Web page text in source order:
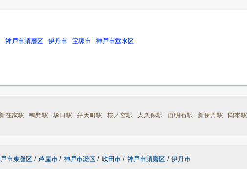
神戸市須磨区 伊丹市 宝塚市 神戸市垂水区
新在家駅 鴫野駅 塚口駅 弁天町駅 桜ノ宮駅 大久保駅 西明石駅 新伊丹駅
岡本駅
市東灘区 / 芦屋市 / 神戸市灘区 / 吹田市 / 神戸市須磨区 / 伊丹市